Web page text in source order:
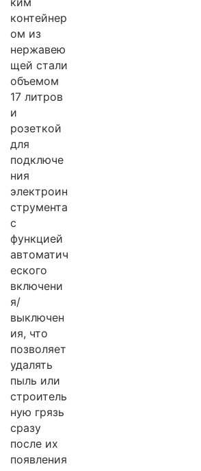
контейнер
ом из
нержавею
щей стали
объемом
17 литров
и
розеткой
для
подключе
ния
электроин
струмента
с
функцией
автоматич
еского
включени
я/
выключен
ия, что
позволяет
удалять
пыль или
строитель
ную грязь
сразу
после их
появления